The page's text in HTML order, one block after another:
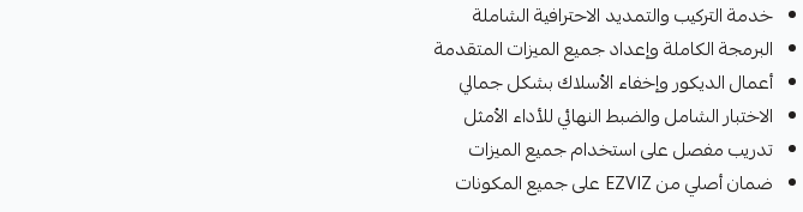
خدمة التركيب والتمديد الاحترافية الشاملة
البرمجة الكاملة وإعداد جميع الميزات المتقدمة
أعمال الديكور وإخفاء الأسلاك بشكل جمالي
الاختبار الشامل والضبط النهائي للأداء الأمثل
تدريب مفصل على استخدام جميع الميزات
ضمان أصلي من EZVIZ على جميع المكونات